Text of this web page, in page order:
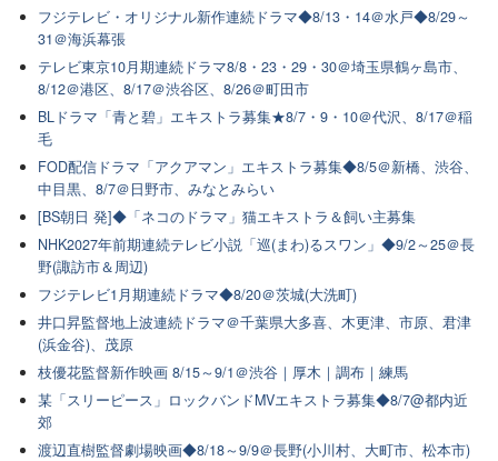
フジテレビ・オリジナル新作連続ドラマ◆8/13・14＠水戸◆8/29～
31＠海浜幕張
テレビ東京10月期連続ドラマ8/8・23・29・30＠埼玉県鶴ヶ島市、
8/12＠港区、8/17＠渋谷区、8/26＠町田市
BLドラマ「青と碧」エキストラ募集★8/7・9・10＠代沢、8/17＠稲
毛
FOD配信ドラマ「アクアマン」エキストラ募集◆8/5＠新橋、渋谷、
中目黒、8/7＠日野市、みなとみらい
[BS朝日 発]◆「ネコのドラマ」猫エキストラ＆飼い主募集
NHK2027年前期連続テレビ小説「巡(まわ)るスワン」◆9/2～25＠長
野(諏訪市＆周辺)
フジテレビ1月期連続ドラマ◆8/20＠茨城(大洗町)
井口昇監督地上波連続ドラマ＠千葉県大多喜、木更津、市原、君津
(浜金谷)、茂原
枝優花監督新作映画 8/15～9/1＠渋谷｜厚木｜調布｜練馬
某「スリーピース」ロックバンドMVエキストラ募集◆8/7@都内近
郊
渡辺直樹監督劇場映画◆8/18～9/9＠長野(小川村、大町市、松本市)